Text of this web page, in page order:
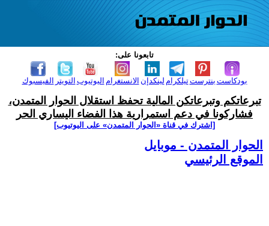
تابعونا على:
الفيسبوك التويتر اليوتيوب الانستغرام لينكدإن تيلكرامبنترست بودكاست
تبرعاتكم وتبرعاتكن المالية تحفظ استقلال الحوار المتمدن،
فشاركونا في دعم استمرارية هذا الفضاء اليساري الحر
[اشترك في قناة ‫«الحوار المتمدن» على اليوتيوب]
الحوار المتمدن - موبايل
الموقع الرئيسي